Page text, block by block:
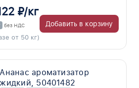
₽/кг
без НДС
от 50 кг)
Добавить в корзину
Ананас ароматизатор
жидкий, 50401482